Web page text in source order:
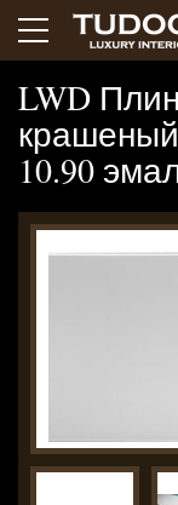
LWD
10.90